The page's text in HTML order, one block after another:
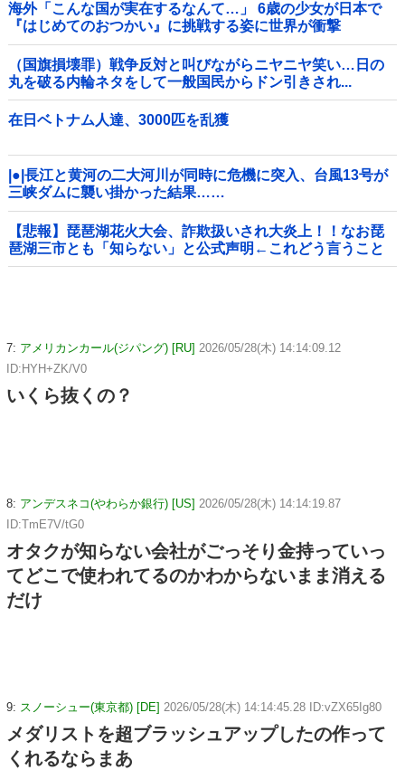
海外「こんな国が実在するなんて…」 6歳の少女が日本で
『はじめてのおつかい』に挑戦する姿に世界が衝撃
（国旗損壊罪）戦争反対と叫びながらニヤニヤ笑い…日の
丸を破る内輪ネタをして一般国民からドン引きされ...
在日ベトナム人達、3000匹を乱獲
|●|長江と黄河の二大河川が同時に危機に突入、台風13号が
三峡ダムに襲い掛かった結果……
【悲報】琵琶湖花火大会、詐欺扱いされ大炎上！！なお琵
琶湖三市とも「知らない」と公式声明←これどう言うこと
なんや！？？？？？？？？
7: アメリカンカール(ジパング) [RU] 2026/05/28(木) 14:14:09.12
ID:HYH+ZK/V0
いくら抜くの？
8: アンデスネコ(やわらか銀行) [US] 2026/05/28(木) 14:14:19.87
ID:TmE7V/tG0
オタクが知らない会社がごっそり金持っていっ
てどこで使われてるのかわからないまま消える
だけ
9: スノーシュー(東京都) [DE] 2026/05/28(木) 14:14:45.28 ID:vZX65Ig80
メダリストを超ブラッシュアップしたの作って
くれるならまあ